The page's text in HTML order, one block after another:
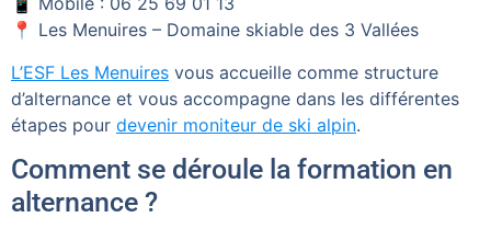
📍 Les Menuires – Domaine skiable des 3 Vallées
L’ESF Les Menuires vous accueille comme structure
d’alternance et vous accompagne dans les différentes
étapes pour devenir moniteur de ski alpin.
Comment se déroule la formation en
alternance ?